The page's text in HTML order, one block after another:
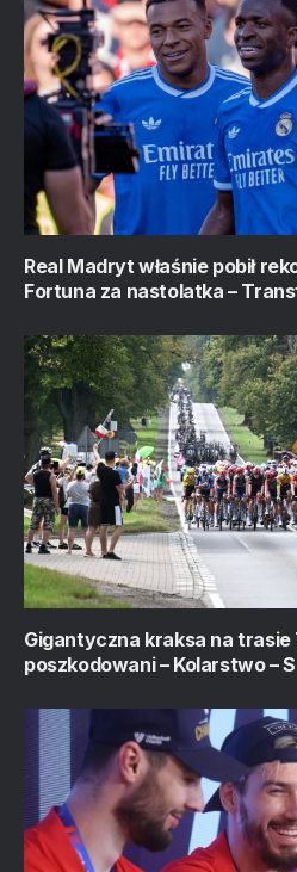
Real Madryt właśnie pobił
Fortuna za nastolatka –
Gigantyczna kraksa na trasie
poszkodowani – Kolarstwo –